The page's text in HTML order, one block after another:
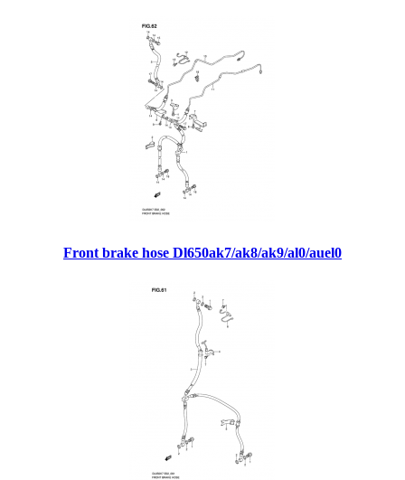
Front brake hose Dl650ak7/ak8/ak9/al0/auel0